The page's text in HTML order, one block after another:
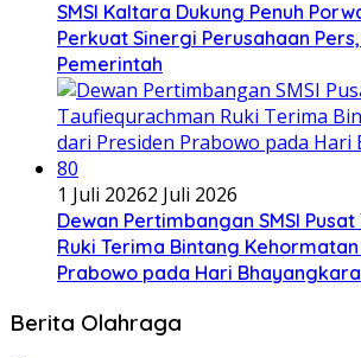
SMSI Kaltara Dukung Penuh
Perkuat Sinergi Perusahaan
Pemerintah
1 Juli 20262 Juli 2026
Dewan Pertimbangan SMSI
Ruki Terima Bintang
Prabowo pada Hari
Berita Olahraga